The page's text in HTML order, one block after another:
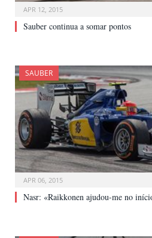
APR 12, 2015
Sauber continua a somar pontos
SAUBER
APR 06, 2015
Nasr: «Raikkonen ajudou-me no